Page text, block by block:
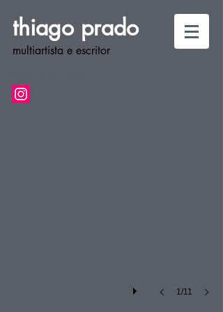
thiago prado​
multiartista e escritor
1/11